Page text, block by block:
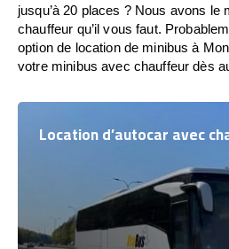
jusqu’à 20 places ? Nous avons le
chauffeur qu’il vous faut.
option de location de minibus à
votre minibus avec chauffeur dès
Location d’autocar avec